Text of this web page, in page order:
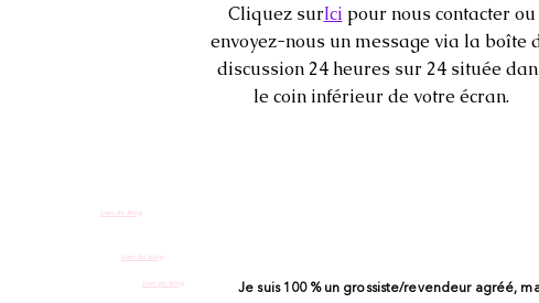
Lien du blog
Lien du blog
Lien du blog
Cliquez surIci pour nous contacter ou
envoyez-nous un message via la boîte
discussion 24 heures sur 24 située
le coin inférieur de votre écran.
Je suis 100 % un grossiste/revendeur agréé,